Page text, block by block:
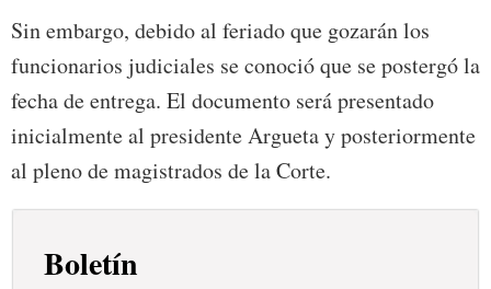
Sin embargo, debido al feriado que gozarán los
funcionarios judiciales se conoció que se postergó la
fecha de entrega. El documento será presentado
inicialmente al presidente Argueta y posteriormente
al pleno de magistrados de la Corte.
Boletín